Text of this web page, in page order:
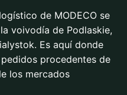
de MODECO se
voivodía de Podlaskie,
Es aquí donde
procedentes de
los mercados